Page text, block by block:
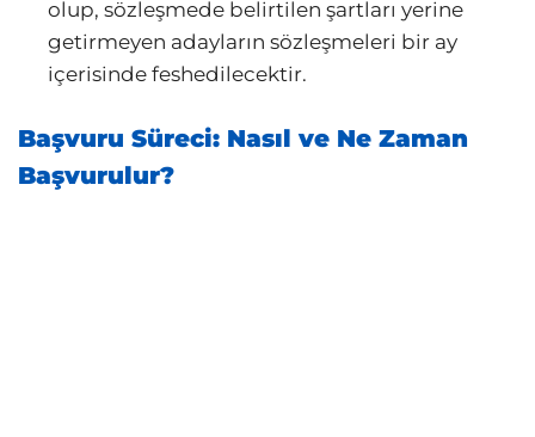
olup, sözleşmede belirtilen şartları yerine
getirmeyen adayların sözleşmeleri bir ay
içerisinde feshedilecektir.
Başvuru Süreci: Nasıl ve Ne Zaman
Başvurulur?